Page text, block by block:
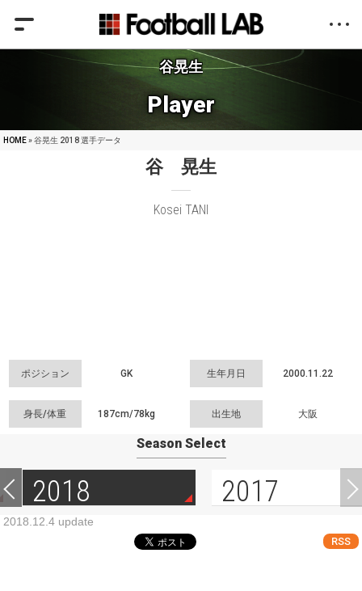
谷晃生
Player
HOME» 谷晃生 2018 選手データ
谷 晃生
Kosei TANI
ポジション GK 生年月日 2000.11.22
身長/体重 187cm/78kg 出生地 大阪
Season Select
2018 2017
2018.12.4 update
RSS